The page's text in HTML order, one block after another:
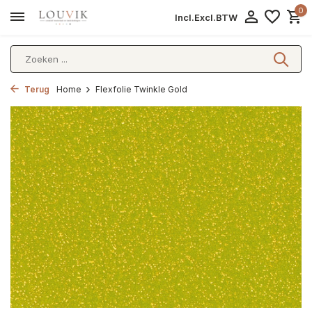
Incl.Excl.BTW
0
Terug Home Flexfolie Twinkle Gold